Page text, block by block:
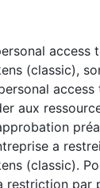
access
(classic),
access
aux
a
(classic).
restriction par